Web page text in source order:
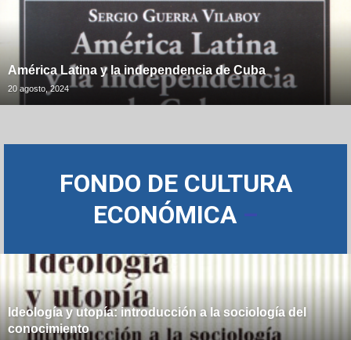
América Latina y la independencia de Cuba
20 agosto, 2024
FONDO DE CULTURA
ECONÓMICA
Ideología y utopía: introducción a la sociología del
conocimiento